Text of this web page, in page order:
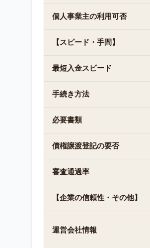
個人事業主の利用可否
【スピード・手間】
最短入金スピード
手続き方法
必要書類
債権譲渡登記の要否
審査通過率
【企業の信頼性・その他】
運営会社情報